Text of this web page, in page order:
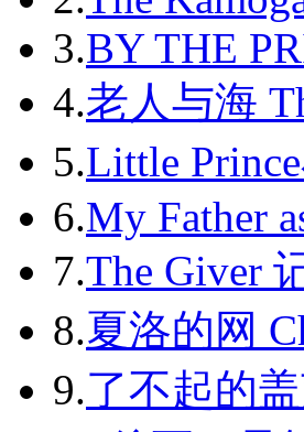
2012-12
2013-01
2013-02
2013-03
2013-04
2013-05
2013-06
2013-07
3.BY THE
4.老人与海
5.Little
6.My Father
7.The Giver
8.夏洛的网
9.了不起的